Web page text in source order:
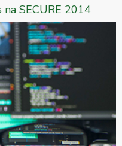
SECURE 2014